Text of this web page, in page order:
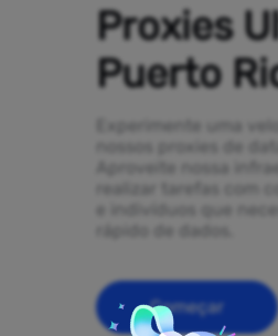
Proxies
Puerto
Experimente uma
nossos proxies de
Aproveite nossa
realizar tarefas com
e indivíduos que
rápido de dados.
Começar